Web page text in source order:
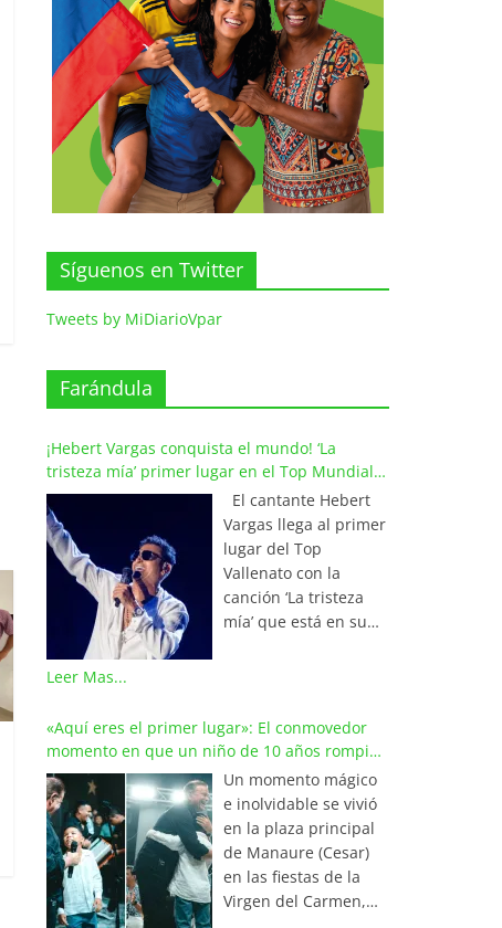
Síguenos en Twitter
Tweets by MiDiarioVpar
Farándula
¡Hebert Vargas conquista el mundo! ‘La
tristeza mía’ primer lugar en el Top Mundial
del Vallenato
El cantante Hebert
Vargas llega al primer
lugar del Top
Vallenato con la
canción ‘La tristeza
mía’ que está en su
de los listados
musicales en
Colombia y países de
América y Europa.
Esta emotiva
composición del
maestro Wilfran
Castillo se posicionó
en el primer lugar de
Leer Mas...
«Aquí eres el primer lugar»: El conmovedor
momento en que un niño de 10 años rompió
en llanto al cantar con Iván Villazón
Un momento mágico
e inolvidable se vivió
en la plaza principal
de Manaure (Cesar)
en las fiestas de la
Virgen del Carmen,